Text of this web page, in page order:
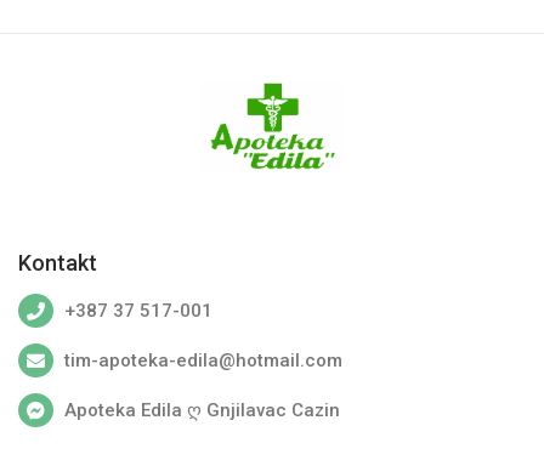
PHARMAVITAL
SOLGAR
TERRANOVA
UNIMED Pharma
URIAGE
Kontakt
+387 37 517-001
tim-apoteka-edila@hotmail.com
Apoteka Edila ღ Gnjilavac Cazin